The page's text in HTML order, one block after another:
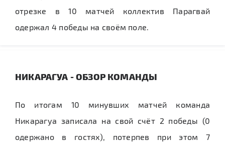
отрезке в 10 матчей коллектив Парагвай
одержал 4 победы на своём поле.
НИКАРАГУА - ОБЗОР КОМАНДЫ
По итогам 10 минувших матчей команда
Никарагуа записала на свой счёт 2 победы (0
одержано в гостях), потерпев при этом 7